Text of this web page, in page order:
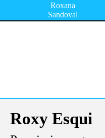
Roxana
Sandoval
Roxy Esqui